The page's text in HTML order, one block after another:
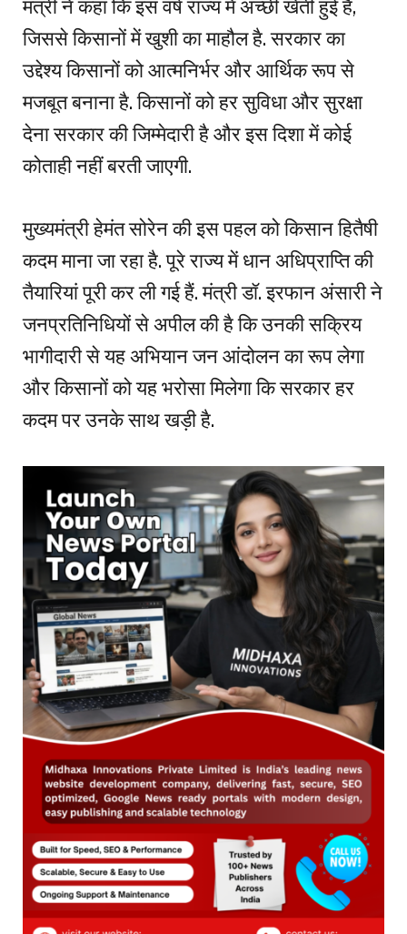
मंत्री ने कहा कि इस वर्ष राज्य में अच्छी खेती हुई है,
जिससे किसानों में खुशी का माहौल है. सरकार का
उद्देश्य किसानों को आत्मनिर्भर और आर्थिक रूप से
मजबूत बनाना है. किसानों को हर सुविधा और सुरक्षा
देना सरकार की जिम्मेदारी है और इस दिशा में कोई
कोताही नहीं बरती जाएगी.
मुख्यमंत्री हेमंत सोरेन की इस पहल को किसान हितैषी
कदम माना जा रहा है. पूरे राज्य में धान अधिप्राप्ति की
तैयारियां पूरी कर ली गई हैं. मंत्री डॉ. इरफान अंसारी ने
जनप्रतिनिधियों से अपील की है कि उनकी सक्रिय
भागीदारी से यह अभियान जन आंदोलन का रूप लेगा
और किसानों को यह भरोसा मिलेगा कि सरकार हर
कदम पर उनके साथ खड़ी है.